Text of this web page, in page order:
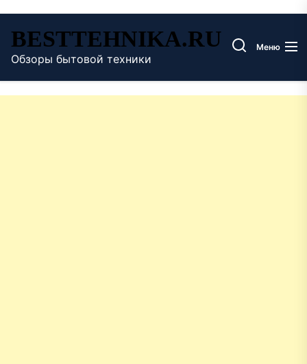
содержимому
BESTTEHNIKA.RU
Обзоры бытовой техники
Меню